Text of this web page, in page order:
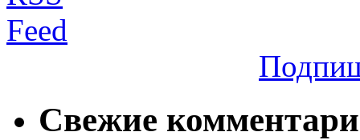
Свежие